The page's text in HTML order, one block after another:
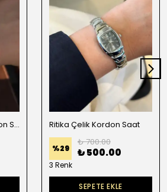
Shine Taşlı Çelik Kordon Saat Ritika Çelik Kordon Saat
%29
₺ 700.00
₺ 500.00
3 Renk
SEPETE EKLE